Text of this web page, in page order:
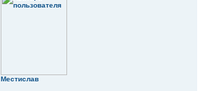
Местислав